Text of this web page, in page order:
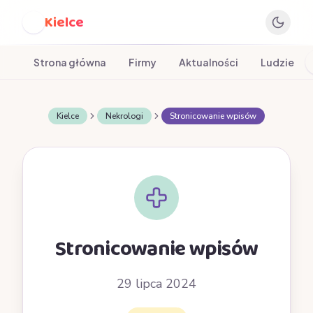
Kielce
Strona główna Firmy Aktualności Ludzie
Kielce Nekrologi Stronicowanie wpisów
Stronicowanie wpisów
29 lipca 2024